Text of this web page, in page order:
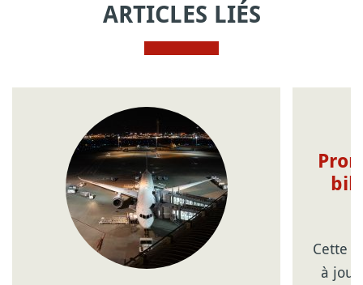
ARTICLES LIÉS
Cette
à